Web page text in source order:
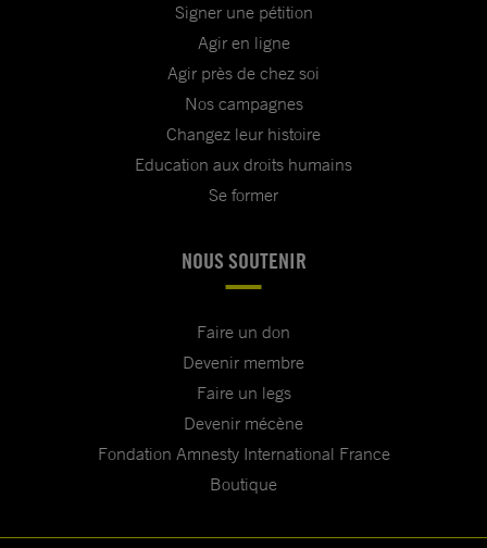
Signer une pétition
Agir en ligne
Agir près de chez soi
Nos campagnes
Changez leur histoire
Education aux droits humains
Se former
NOUS SOUTENIR
Faire un don
Devenir membre
Faire un legs
Devenir mécène
Fondation Amnesty International France
Boutique